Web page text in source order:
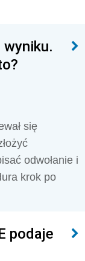
wyniku.
się
odwołanie i
krok po
podaje